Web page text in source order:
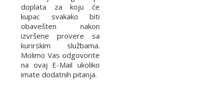
doplata za koju će
kupac svakako biti
obavešten nakon
izvršene provere sa
kurirskim službama.
Molimo Vas odgovorite
na ovaj E-Mail ukoliko
imate dodatnih pitanja.